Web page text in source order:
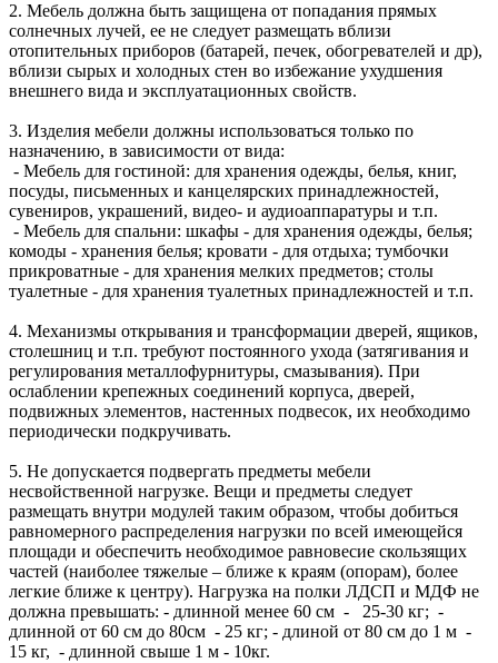
2. Мебель должна быть защищена от попадания прямых
солнечных лучей, ее не следует размещать вблизи
отопительных приборов (батарей, печек, обогревателей и др),
вблизи сырых и холодных стен во избежание ухудшения
внешнего вида и эксплуатационных свойств.
3. Изделия мебели должны использоваться только по
назначению, в зависимости от вида:
- Мебель для гостиной: для хранения одежды, белья, книг,
посуды, письменных и канцелярских принадлежностей,
сувениров, украшений, видео- и аудиоаппаратуры и т.п.
- Мебель для спальни: шкафы - для хранения одежды, белья;
комоды - хранения белья; кровати - для отдыха; тумбочки
прикроватные - для хранения мелких предметов; столы
туалетные - для хранения туалетных принадлежностей и т.п.
4. Механизмы открывания и трансформации дверей, ящиков,
столешниц и т.п. требуют постоянного ухода (затягивания и
регулирования металлофурнитуры, смазывания). При
ослаблении крепежных соединений корпуса, дверей,
подвижных элементов, настенных подвесок, их необходимо
периодически подкручивать.
5. Не допускается подвергать предметы мебели
несвойственной нагрузке. Вещи и предметы следует
размещать внутри модулей таким образом, чтобы добиться
равномерного распределения нагрузки по всей имеющейся
площади и обеспечить необходимое равновесие скользящих
частей (наиболее тяжелые – ближе к краям (опорам), более
легкие ближе к центру). Нагрузка на полки ЛДСП и МДФ не
должна превышать: - длинной менее 60 см - 25-30 кг; -
длинной от 60 см до 80см - 25 кг; - длиной от 80 см до 1 м -
15 кг, - длинной свыше 1 м - 10кг.